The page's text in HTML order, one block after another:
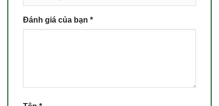
Đánh giá của bạn *